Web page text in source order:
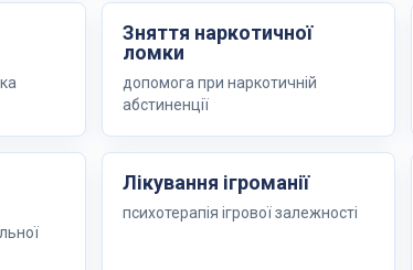
Зняття наркотичної
ломки
допомога при наркотичній
абстиненції
Лікування ігроманії
психотерапія ігрової залежності